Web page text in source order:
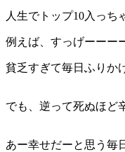
人生でトップ10入っち
例えば、すっげーーー
貧乏すぎて毎日ふりか
でも、逆って死ぬほど
あー幸せだーと思う毎